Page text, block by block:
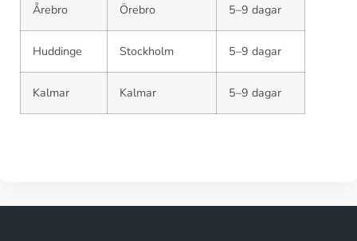
Årebro Örebro 5–9 dagar
Huddinge Stockholm 5–9 dagar
Kalmar Kalmar 5–9 dagar